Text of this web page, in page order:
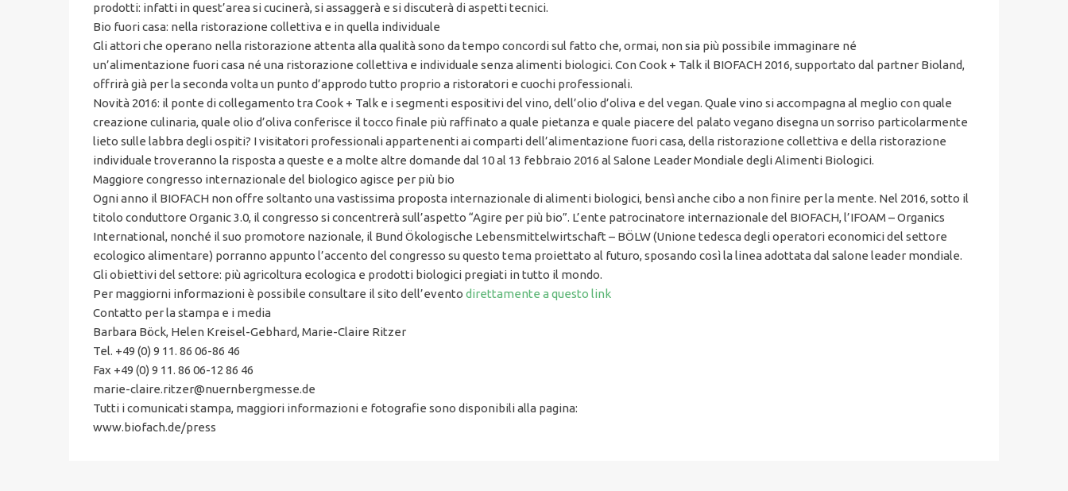
prodotti: infatti in quest’area si cucinerà, si assaggerà e si discuterà di aspetti tecnici.
Bio fuori casa: nella ristorazione collettiva e in quella individuale
Gli attori che operano nella ristorazione attenta alla qualità sono da tempo concordi sul fatto che, ormai, non sia più possibile immaginare né
un’alimentazione fuori casa né una ristorazione collettiva e individuale senza alimenti biologici. Con Cook + Talk il BIOFACH 2016, supportato dal partner Bioland,
offrirà già per la seconda volta un punto d’approdo tutto proprio a ristoratori e cuochi professionali.
Novità 2016: il ponte di collegamento tra Cook + Talk e i segmenti espositivi del vino, dell’olio d’oliva e del vegan. Quale vino si accompagna al meglio con quale
creazione culinaria, quale olio d’oliva conferisce il tocco finale più raffinato a quale pietanza e quale piacere del palato vegano disegna un sorriso particolarmente
lieto sulle labbra degli ospiti? I visitatori professionali appartenenti ai comparti dell’alimentazione fuori casa, della ristorazione collettiva e della ristorazione
individuale troveranno la risposta a queste e a molte altre domande dal 10 al 13 febbraio 2016 al Salone Leader Mondiale degli Alimenti Biologici.
Maggiore congresso internazionale del biologico agisce per più bio
Ogni anno il BIOFACH non offre soltanto una vastissima proposta internazionale di alimenti biologici, bensì anche cibo a non finire per la mente. Nel 2016, sotto il
titolo conduttore Organic 3.0, il congresso si concentrerà sull’aspetto “Agire per più bio”. L’ente patrocinatore internazionale del BIOFACH, l’IFOAM – Organics
International, nonché il suo promotore nazionale, il Bund Ökologische Lebensmittelwirtschaft – BÖLW (Unione tedesca degli operatori economici del settore
ecologico alimentare) porranno appunto l’accento del congresso su questo tema proiettato al futuro, sposando così la linea adottata dal salone leader mondiale.
Gli obiettivi del settore: più agricoltura ecologica e prodotti biologici pregiati in tutto il mondo.
Per maggiorni informazioni è possibile consultare il sito dell’evento direttamente a questo link
Contatto per la stampa e i media
Barbara Böck, Helen Kreisel-Gebhard, Marie-Claire Ritzer
Tel. +49 (0) 9 11. 86 06-86 46
Fax +49 (0) 9 11. 86 06-12 86 46
marie-claire.ritzer@nuernbergmesse.de
Tutti i comunicati stampa, maggiori informazioni e fotografie sono disponibili alla pagina:
www.biofach.de/press